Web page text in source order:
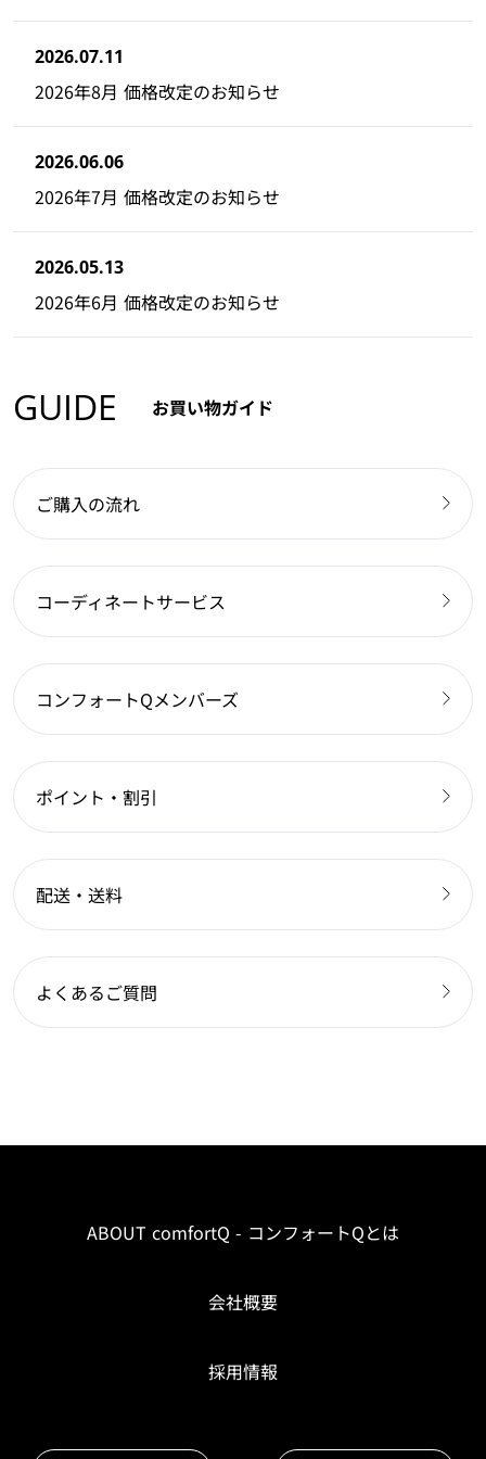
2026.07.11
2026年8月 価格改定のお知らせ
2026.06.06
2026年7月 価格改定のお知らせ
2026.05.13
2026年6月 価格改定のお知らせ
GUIDE お買い物ガイド
ご購入の流れ
コーディネートサービス
コンフォートQメンバーズ
ポイント・割引
配送・送料
よくあるご質問
ABOUT comfortQ - コンフォートQとは
会社概要
採用情報